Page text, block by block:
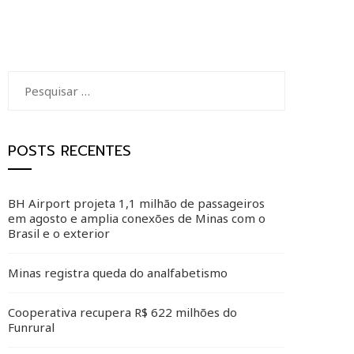
por:
POSTS RECENTES
BH Airport projeta 1,1 milhão de passageiros
em agosto e amplia conexões de Minas com o
Brasil e o exterior
Minas registra queda do analfabetismo
Cooperativa recupera R$ 622 milhões do
Funrural